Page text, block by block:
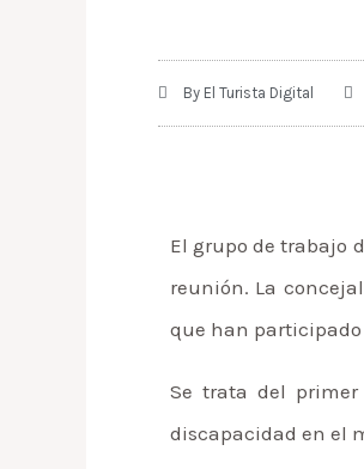
By El Turista Digital
El grupo de trabajo
reunión. La
que han
Se trata del
discapacidad en el